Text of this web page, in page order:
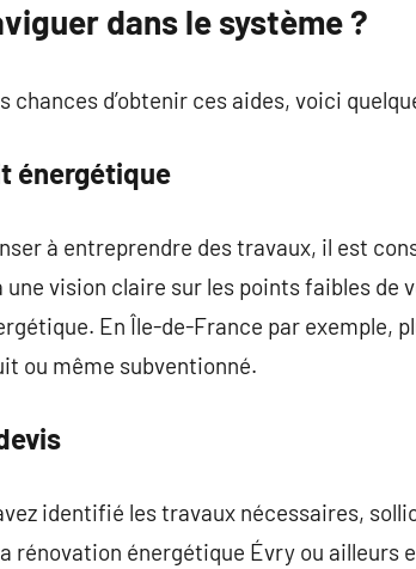
dans le système ?
chances d’obtenir ces aides, voici
énergétique
à entreprendre des travaux, il est
une vision claire sur les points faibles de
En Île-de-France par exemple,
ou même subventionné.
identifié les travaux nécessaires,
rénovation énergétique Évry ou ailleurs